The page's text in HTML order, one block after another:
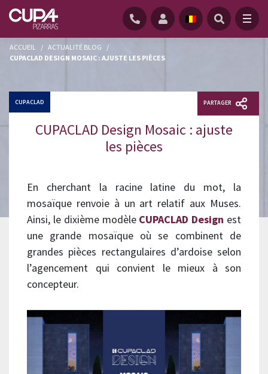
ACCUEIL / ACTUALITÉ BLOG
/
CUPACLAD DESIGN MOSAIC : AJUSTE LES PIÈCES
CUPACLAD PARTAGER
CUPACLAD Design Mosaic : ajuste
les pièces
En cherchant la racine latine du mot, la
mosaïque renvoie à un art relatif aux Muses.
Ainsi, le dixième modèleCUPACLAD Design est
une grande mosaïque où se combinent de
grandes pièces rectangulaires d’ardoise selon
l’agencement qui convient le mieux à son
concepteur.